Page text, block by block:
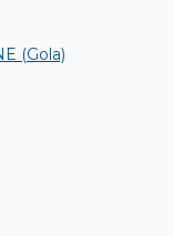
(Gola)